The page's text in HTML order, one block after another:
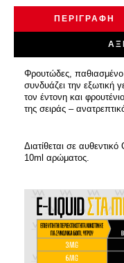
ΠΕΡΙΓΡΑΦΉ
Φρουτώδες,
συνδυάζει την εξωτική
τον έντονη και
της σειράς –
Διατίθεται σε
10ml αρώματος.